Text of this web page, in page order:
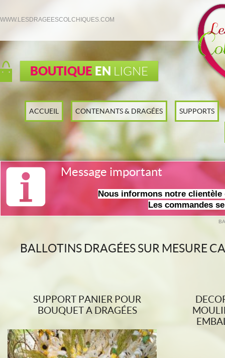
WWW.LESDRAGEESCOLCHIQUES.COM
BOUTIQUE EN LIGNE
ACCUEIL CONTENANTS & DRAGÉES SUPPORTS
Message important
Nous informons notre clientèle
Les commandes
BALLOTINS DRAGÉES SUR MESURE
SUPPORT PANIER POUR
BOUQUET A DRAGÉES